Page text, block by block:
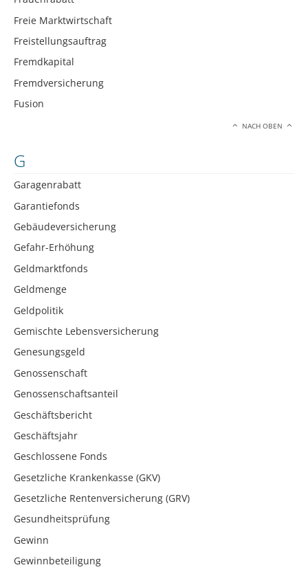
Freie Marktwirtschaft
Freistellungsauftrag
Fremdkapital
Fremdversicherung
Fusion
NACH OBEN
G
Garagenrabatt
Garantiefonds
Gebäudeversicherung
Gefahr-Erhöhung
Geldmarktfonds
Geldmenge
Geldpolitik
Gemischte Lebensversicherung
Genesungsgeld
Genossenschaft
Genossenschaftsanteil
Geschäftsbericht
Geschäftsjahr
Geschlossene Fonds
Gesetzliche Krankenkasse (GKV)
Gesetzliche Rentenversicherung (GRV)
Gesundheitsprüfung
Gewinn
Gewinnbeteiligung